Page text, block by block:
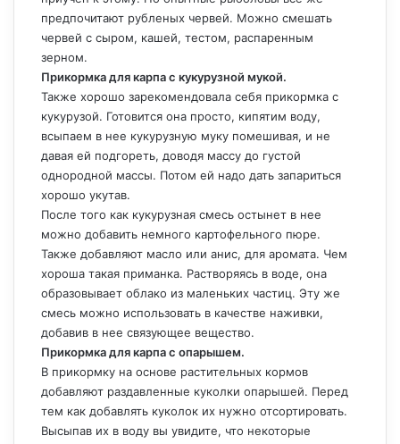
предпочитают рубленых червей. Можно смешать
червей с сыром, кашей, тестом, распаренным
зерном.
Прикормка для карпа с кукурузной мукой.
Также хорошо зарекомендовала себя прикормка с
кукурузой. Готовится она просто, кипятим воду,
всыпаем в нее кукурузную муку помешивая, и не
давая ей подгореть, доводя массу до густой
однородной массы. Потом ей надо дать запариться
хорошо укутав.
После того как кукурузная смесь остынет в нее
можно добавить немного картофельного пюре.
Также добавляют масло или анис, для аромата. Чем
хороша такая приманка. Растворяясь в воде, она
образовывает облако из маленьких частиц. Эту же
смесь можно использовать в качестве наживки,
добавив в нее связующее вещество.
Прикормка для карпа с опарышем.
В прикормку на основе растительных кормов
добавляют раздавленные куколки опарышей. Перед
тем как добавлять куколок их нужно отсортировать.
Высыпав их в воду вы увидите, что некоторые